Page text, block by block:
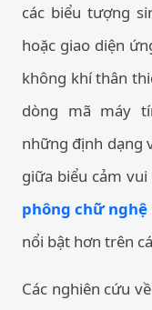
các biểu tượng
hoặc giao diện
không khí thân
dòng mã máy
những định dạng
giữa biểu cảm
phông chữ
nổi bật hơn trên
Các nghiên cứu